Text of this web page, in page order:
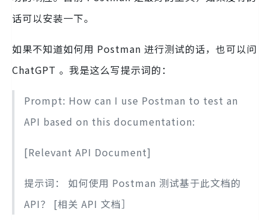
话可以安装一下。
如果不知道如何用 Postman 进行测试的话，也可以问
ChatGPT 。我是这么写提示词的：
Prompt: How can I use Postman to test an
API based on this documentation:
[Relevant API Document]
提示词： 如何使用 Postman 测试基于此文档的
API？ [相关 API 文档］